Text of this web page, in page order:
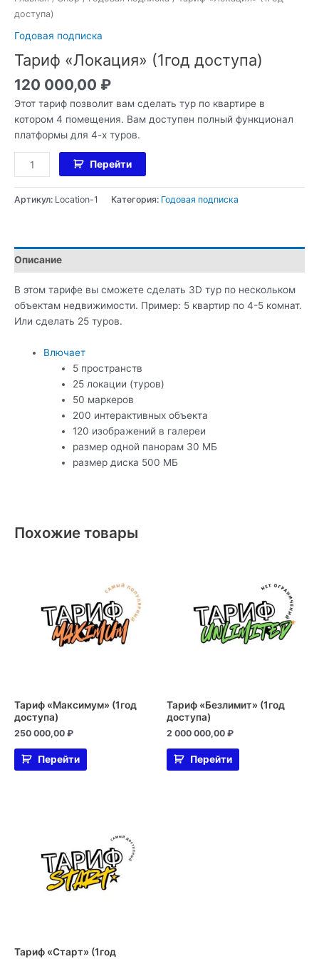
доступа)
Годовая подписка
Тариф «Локация» (1год доступа)
120 000,00 ₽
Этот тариф позволит вам сделать тур по квартире в
котором 4 помещения. Вам доступен полный функционал
платформы для 4-х туров.
Перейти
Артикул: Location-1 Категория: Годовая подписка
Описание
В этом тарифе вы сможете сделать 3D тур по нескольком
объектам недвижимости. Пример: 5 квартир по 4-5 комнат.
Или сделать 25 туров.
Влючает
5 пространств
25 локации (туров)
50 маркеров
200 интерактивных объекта
120 изображений в галереи
размер одной панорам 30 МБ
размер диска 500 МБ
Похожие товары
Тариф «Максимум» (1год
доступа)
250 000,00 ₽
Перейти
Тариф «Безлимит» (1год
доступа)
2 000 000,00 ₽
Перейти
Тариф «Старт» (1год